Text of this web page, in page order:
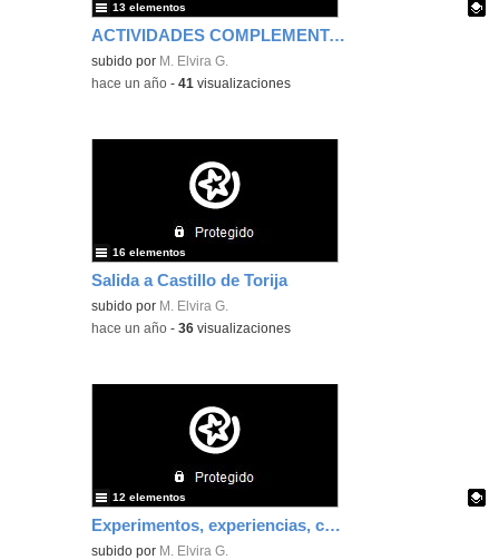
ACTIVIDADES COMPLEMENTARIAS CURSO 24-25
Contenido educativo.
subido por M. Elvira G.
13 elementos
-hace un año -41 visualizaciones
Salida a Castillo de Torija
subido por M. Elvira G.
16 elementos
-hace un año -36 visualizaciones
Experimentos, experiencias, colecciones: 4 años
Contenido educativo.
subido por M. Elvira G.
12 elementos